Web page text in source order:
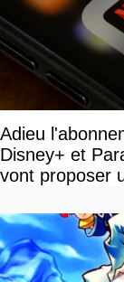
Adieu
Disney+ et
vont proposer